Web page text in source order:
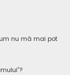
nu mă mai pot